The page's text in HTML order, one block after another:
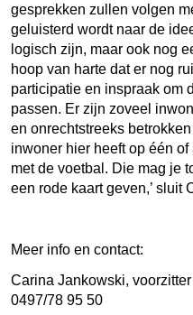
gesprekken zullen volgen
geluisterd wordt naar de
logisch zijn, maar ook nog
hoop van harte dat er nog
participatie en inspraak om
passen. Er zijn zoveel
en onrechtstreeks
inwoner hier heeft op één
met de voetbal. Die mag je
een rode kaart geven,’ sluit
Meer info en contact:
Carina Jankowski,
0497/78 95 50